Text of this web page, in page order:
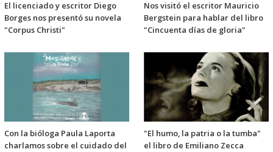
El licenciado y escritor Diego
Borges nos presentó su novela
"Corpus Christi"
Nos visitó el escritor Mauricio
Bergstein para hablar del libro
"Cincuenta días de gloria"
Con la bióloga Paula Laporta
charlamos sobre el cuidado del
"El humo, la patria o la tumba"
el libro de Emiliano Zecca